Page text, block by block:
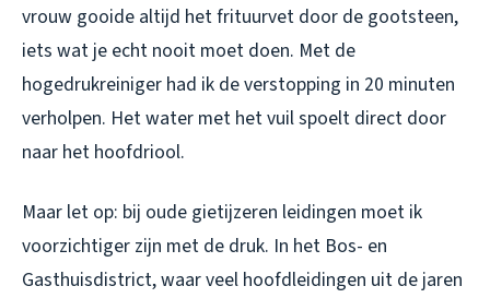
vrouw gooide altijd het frituurvet door de gootsteen,
iets wat je echt nooit moet doen. Met de
hogedrukreiniger had ik de verstopping in 20 minuten
verholpen. Het water met het vuil spoelt direct door
naar het hoofdriool.
Maar let op: bij oude gietijzeren leidingen moet ik
voorzichtiger zijn met de druk. In het Bos- en
Gasthuisdistrict, waar veel hoofdleidingen uit de jaren